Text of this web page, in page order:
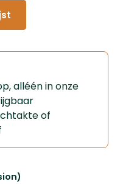
alléén in onze
of